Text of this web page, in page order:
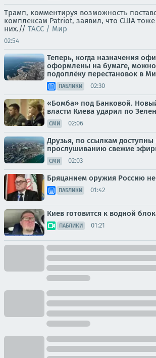
Трамп, комментируя возможность
комплексам Patriot, заявил, что США
них.// ТАСС / Мир
02:54
Теперь, когда назначения
оформлены на бумаге, можно
подоплёку перестановок в
ПАБЛИКИ 02:30
«Бомба» под Банковой.
власти Киева ударил по
СМИ 02:06
Друзья, по ссылкам доступны
прослушиванию свежие
СМИ 02:03
Бряцанием оружия Россию не
ПАБЛИКИ 01:42
Киев готовится к водной
ПАБЛИКИ 01:21